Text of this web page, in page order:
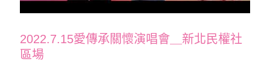
2022.7.15愛傳承關懷演唱會＿新北民權社
區場